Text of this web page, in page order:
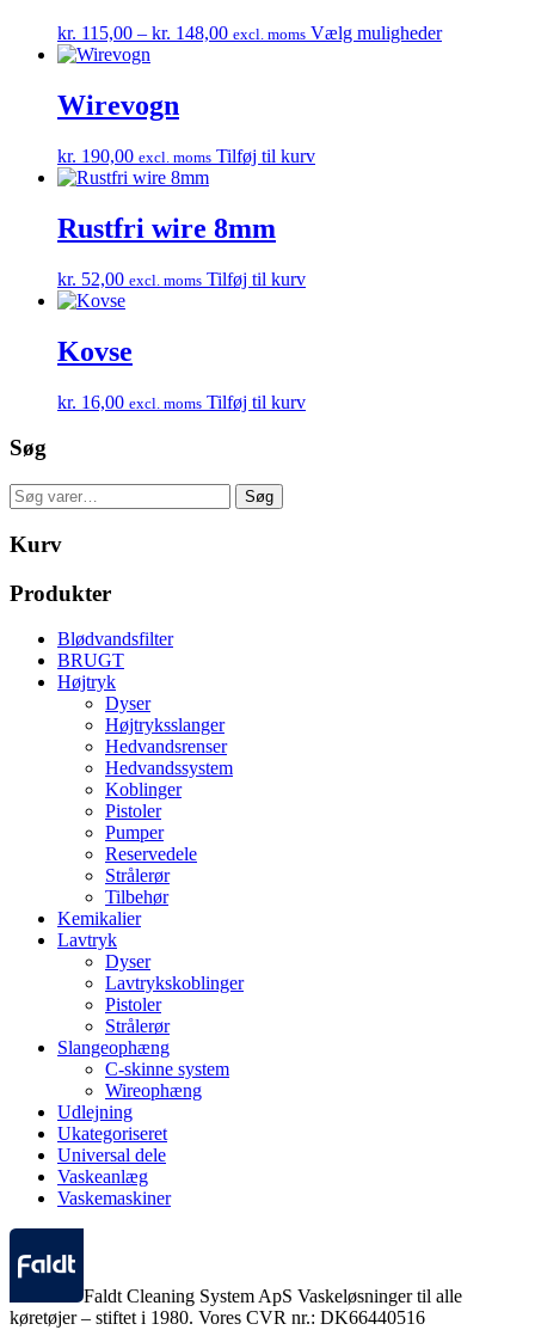
kr. 115,00 – kr. 148,00Prisinterval:
excl. moms Vælg mulighederDette
Wirevogn
kr. 190,00 excl. moms Tilføj til kurv
Rustfri wire 8mm
kr. 52,00 excl. moms Tilføj til kurv
Kovse
kr. 16,00 excl. moms Tilføj til kurv
Søg
Søg
efter:
Søg
Kurv
Produkter
Blødvandsfilter
BRUGT
Højtryk
Dyser
Højtryksslanger
Hedvandsrenser
Hedvandssystem
Koblinger
Pistoler
Pumper
Reservedele
Strålerør
Tilbehør
Kemikalier
Lavtryk
Dyser
Lavtrykskoblinger
Pistoler
Strålerør
Slangeophæng
C-skinne system
Wireophæng
Udlejning
Ukategoriseret
Universal dele
Vaskeanlæg
Vaskemaskiner
Faldt Cleaning System ApS Vaskeløsninger til alle
køretøjer – stiftet i 1980. Vores CVR nr.: DK66440516